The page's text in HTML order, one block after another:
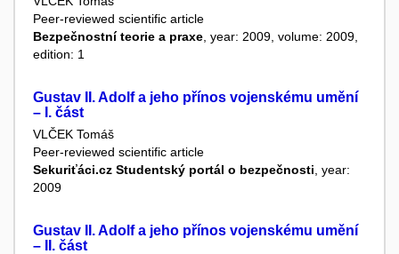
Peer-reviewed scientific article
Bezpečnostní teorie a praxe , year: 2009, volume: 2009,
edition: 1
Gustav II. Adolf a jeho přínos vojenskému umění
– I. část
VLČEK Tomáš
Peer-reviewed scientific article
Sekuriťáci.cz Studentský portál o bezpečnosti , year:
2009
Gustav II. Adolf a jeho přínos vojenskému umění
– II. část